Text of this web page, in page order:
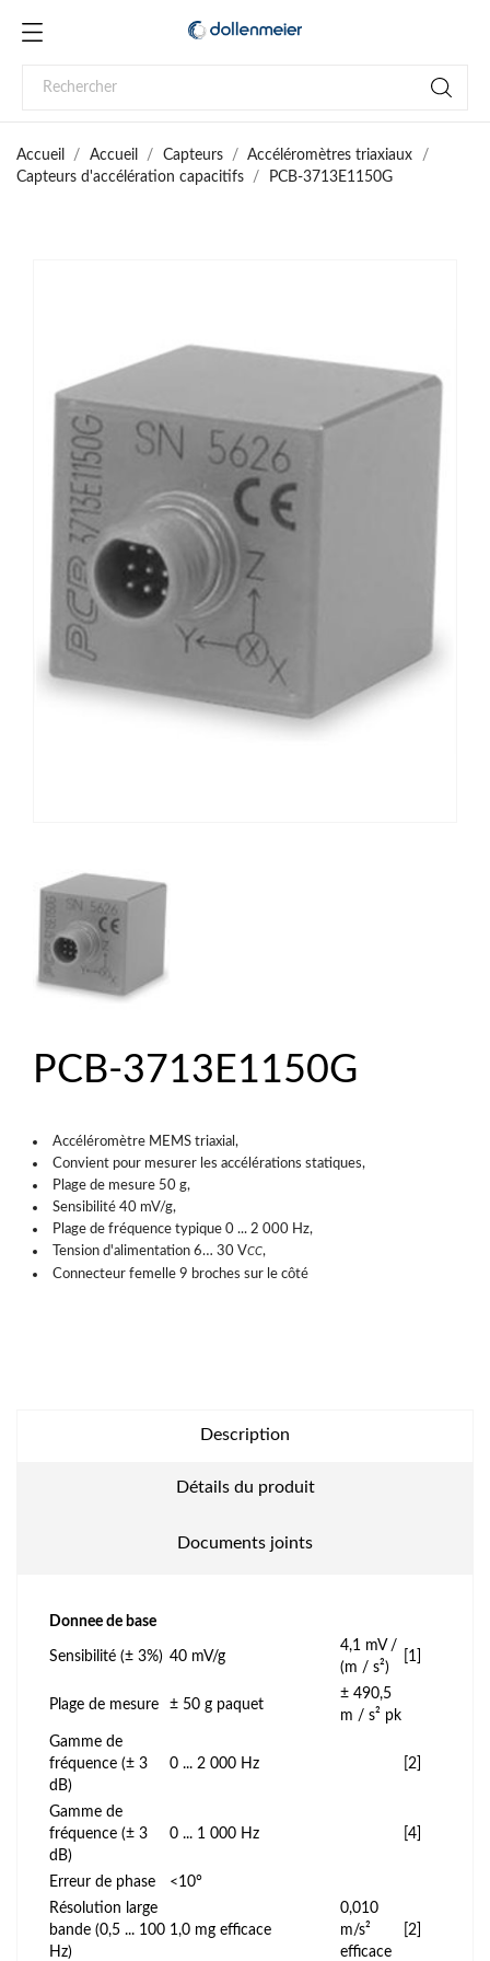
Accueil Accueil Capteurs
Accéléromètres triaxiaux
Capteurs d'accélération capacitifs
PCB-3713E1150G
PCB-3713E1150G
Accéléromètre MEMS triaxial,
Convient pour mesurer les accélérations statiques,
Plage de mesure 50 g,
Sensibilité 40 mV/g,
Plage de fréquence typique 0 ... 2 000 Hz,
Tension d'alimentation 6… 30 VCC,
Connecteur femelle 9 broches sur le côté
Description
Détails du produit
Documents joints
Donnee de base
Sensibilité (± 3%) 40 mV/g
4,1 mV /
(m / s²)
[1]
Plage de mesure ± 50 g paquet
± 490,5
m / s² pk
Gamme de
fréquence (± 3
dB)
0 ... 2 000 Hz [2]
Gamme de
fréquence (± 3
dB)
0 ... 1 000 Hz [4]
Erreur de phase
<10°
Résolution large
bande (0,5 ... 100
Hz)
1,0 mg efficace
0,010
m/s²
efficace
[2]